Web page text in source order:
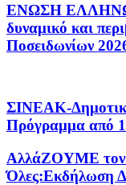
ΕΝΩΣΗ
δυναμικό και
Ποσειδωνίων
ΣΙΝΕΑΚ-
Πρόγραμμα από
ΑλλάΖΟΥΜΕ τον
Όλες:Εκδήλωση